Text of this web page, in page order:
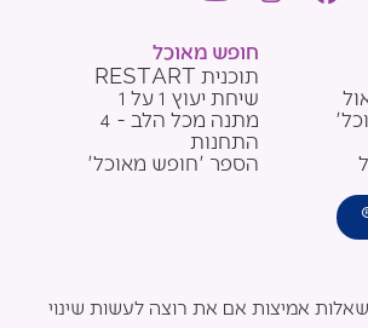
g
t
u
b
e
חופש מאוכל
תוכנית RESTART
שיחת יעוץ 1 על 1
מתנה מכל הלב - 4
התחנות
הספר 'חופש מאוכל'
אמיצות אם את רוצה לעשות שינוי